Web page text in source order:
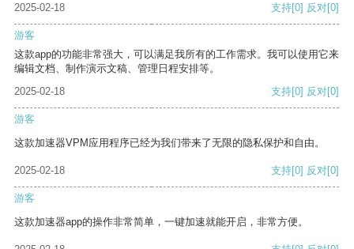
2025-02-18
支持[0] 反对[0]
游客
这款app的功能非常强大，可以满足我所有的工作需求。我可以使用它来
编辑文档、制作演示文稿、管理日程安排等。
2025-02-18
支持[0] 反对[0]
游客
这款加速器VPM应用程序已经为我们带来了无限的隐私保护和自由。
2025-02-18 支持[0] 反对[0]
游客
这款加速器app的操作非常简单，一键加速就能开启，非常方便。